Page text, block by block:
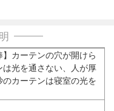
カーテンの穴が開けら
光を通さない、人が厚
カーテンは寝室の光を